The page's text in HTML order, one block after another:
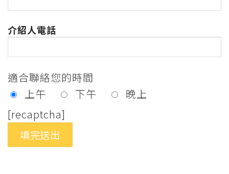
介紹人電話
適合聯絡您的時間
上午
下午
晚上
[recaptcha]